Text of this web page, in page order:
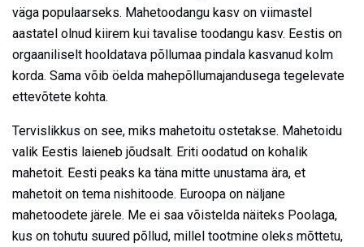
väga populaarseks. Mahetoodangu kasv on viimastel
aastatel olnud kiirem kui tavalise toodangu kasv. Eestis on
orgaaniliselt hooldatava põllumaa pindala kasvanud kolm
korda. Sama võib öelda mahepõllumajandusega tegelevate
ettevõtete kohta.
Tervislikkus on see, miks mahetoitu ostetakse. Mahetoidu
valik Eestis laieneb jõudsalt. Eriti oodatud on kohalik
mahetoit. Eesti peaks ka täna mitte unustama ära, et
mahetoit on tema nishitoode. Euroopa on näljane
mahetoodete järele. Me ei saa võistelda näiteks Poolaga,
kus on tohutu suured põllud, millel tootmine oleks mõttetu,